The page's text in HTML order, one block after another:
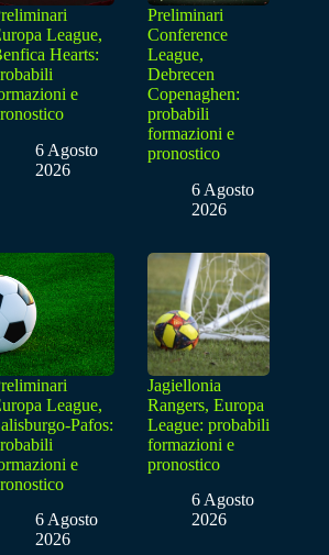
League,
Hearts:
e
6 Agosto
2026
Preliminari
Conference
League,
Debrecen
Copenaghen:
probabili
formazioni e
pronostico
6 Agosto
2026
League,
Pafos:
e
6 Agosto
2026
Jagiellonia
Rangers, Europa
League: probabili
formazioni e
pronostico
6 Agosto
2026